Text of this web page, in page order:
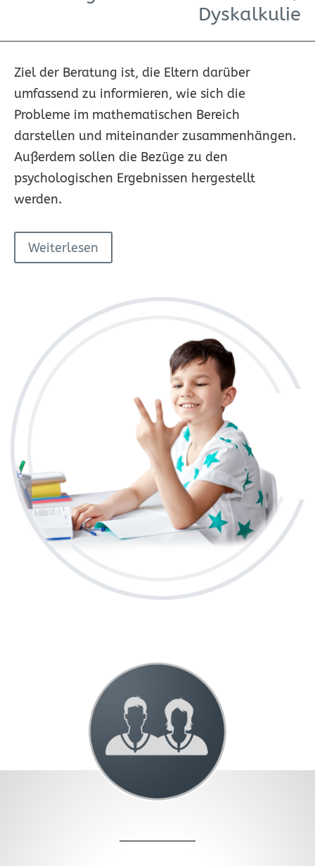
Dyskalkulie
Ziel der Beratung ist, die Eltern darüber
umfassend zu informieren, wie sich die
Probleme im mathematischen Bereich
darstellen und miteinander zusammenhängen.
Außerdem sollen die Bezüge zu den
psychologischen Ergebnissen hergestellt
werden.
Weiterlesen